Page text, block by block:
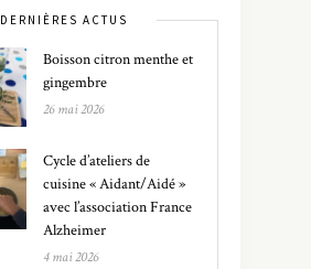
DERNIÈRES ACTUS
Boisson citron menthe et
gingembre
26 mai 2026
Cycle d’ateliers de
cuisine « Aidant/Aidé »
avec l’association France
Alzheimer
4 mai 2026